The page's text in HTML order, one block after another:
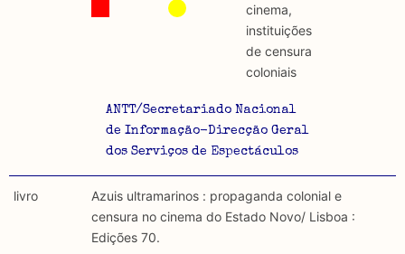
ANTT/Secretariado Nacional
de Informação-Direcção Geral
dos Serviços de Espectáculos
cinema,
instituições
de censura
coloniais
livro
Azuis ultramarinos : propaganda colonial e
censura no cinema do Estado Novo/ Lisboa :
Edições 70.